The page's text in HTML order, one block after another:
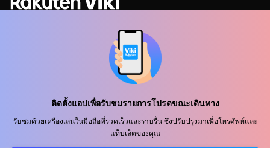
ติดตั้งแอปเพื่อรับชมรายการโปรดขณะเดินทาง
รับชมด้วยเครื่องเล่นในมือถือที่รวดเร็วและราบรื่น ซึ่งปรับปรุงมาเพื่อโทรศัพท์และ
แท็บเล็ตของคุณ
ร่วมงานกับเรา